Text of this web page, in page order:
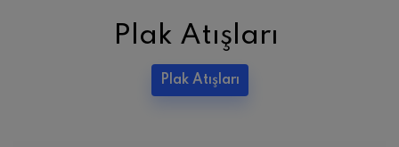
Plak Atışları
Plak Atışları